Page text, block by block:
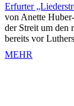
Erfurter
von Anette
der Streit um den
bereits vor
MEHR